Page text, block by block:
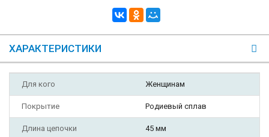
ХАРАКТЕРИСТИКИ
Для кого Женщинам
Покрытие Родиевый сплав
Длина цепочки 45 мм